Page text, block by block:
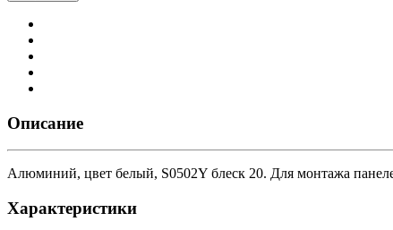
Описание
Алюминий, цвет белый, S0502Y блеск 20. Для монтажа
Характеристики